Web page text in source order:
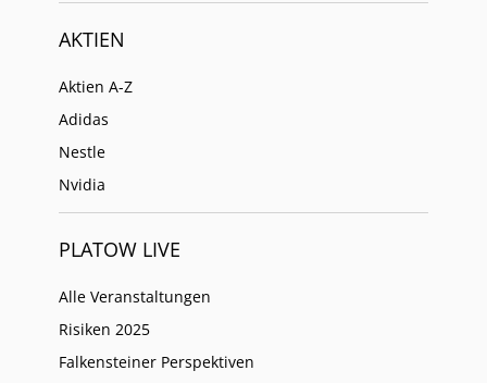
AKTIEN
Aktien A-Z
Adidas
Nestle
Nvidia
PLATOW LIVE
Alle Veranstaltungen
Risiken 2025
Falkensteiner Perspektiven